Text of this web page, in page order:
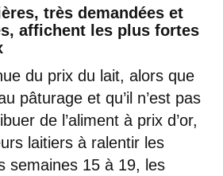
très demandées et
affichent les plus fortes
du prix du lait, alors que
pâturage et qu’il n’est pas
de l’aliment à prix d’or,
laitiers à ralentir les
semaines 15 à 19, les